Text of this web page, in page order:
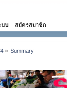
บบ สมัครสมาชิก
» Summary